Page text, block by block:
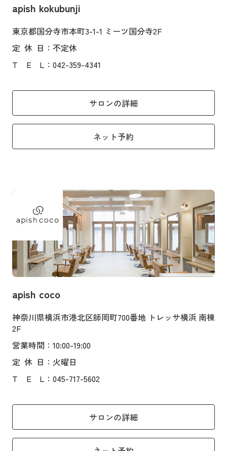
apish kokubunji
東京都国分寺市本町3-1-1 ミーツ国分寺2F
定 休 日 ：不定休
T
E L ：042-359-4341
サロンの詳細
ネット予約
apish coco
神奈川県横浜市港北区師岡町700番地 トレッサ横浜 南棟
2F
営業時間 ：10:00-19:00
定 休 日 ：火曜日
T
E L ：045-717-5602
サロンの詳細